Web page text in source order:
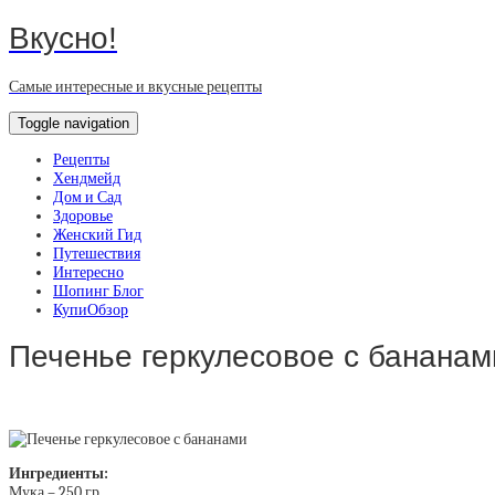
Вкусно!
Самые интересные и вкусные рецепты
Toggle navigation
Рецепты
Хендмейд
Дом и Сад
Здоровье
Женский Гид
Путешествия
Интересно
Шопинг Блог
КупиОбзор
Печенье геркулесовое с
Ингредиенты: